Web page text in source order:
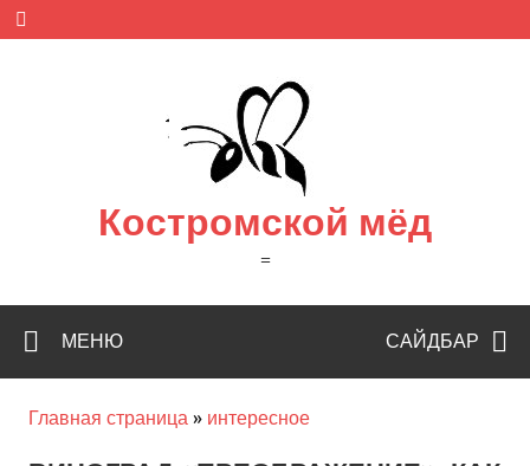
Skip
content
Костромской мёд
=
САЙДБАР
МЕНЮ
Главная страница » интересное